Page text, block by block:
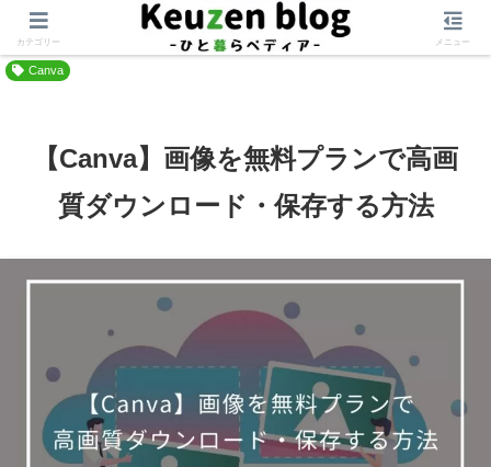
ホーム 表現・発信する クリエイティブ
Canva
【Canva】画像を無料プランで高画
質ダウンロード・保存する方法
カテゴリー メニュー